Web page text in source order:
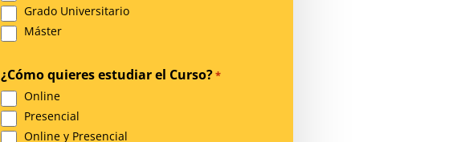
Grado Universitario
Máster
¿Cómo quieres estudiar el Curso?*
Online
Presencial
Online y Presencial